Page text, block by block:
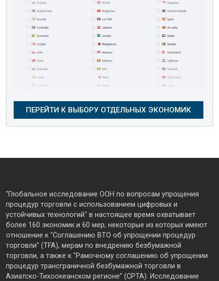
"Глобальное исследование ООН по вопросам упрощения
процедур торговли с использованием цифровых и
устойчивых технологий" в настоящее время охватывает
более 160 экономик и 60 мер, некоторые из которых имеют
отношение к "Соглашению ВТО об упрощении процедур
торговли" (TFA), мерам по внедрению безбумажной
торговли, а также к "Рамочному соглашению об упрощении
процедур трансграничной безбумажной торговли в
Азиатско-Тихоокеанском регионе" (CPTA). Исследование